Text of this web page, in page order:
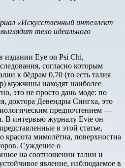
«Искусственный интеллект
тело идеального
издании Eye on Psi Chi,
согласно которым
к бёдрам 0,70 (то есть талия
мужчины находят наиболее
это не просто дань моде: по
доктора Девендры Сингха, это
предпочтением —
В интервью журналу Evie он
в этой статье,
красота мимолётна, поверхностна
Суждение о
на соотношении талии и
явление, наблюдаемое в